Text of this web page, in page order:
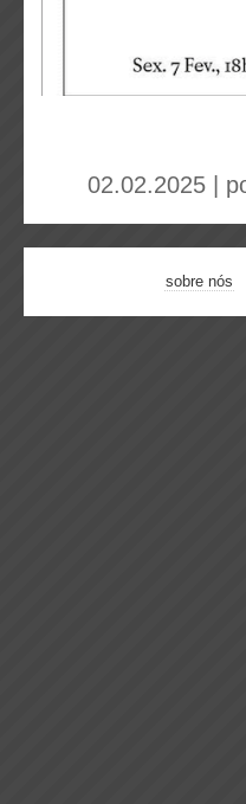
02.02.2025 |
sobre nós